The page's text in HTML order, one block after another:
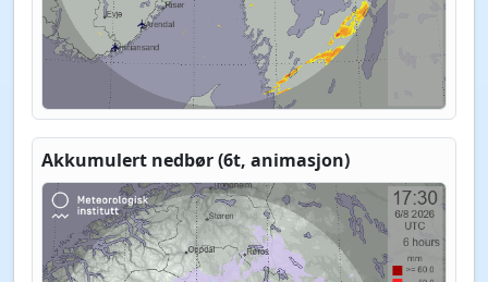
Akkumulert nedbør (6t, animasjon)